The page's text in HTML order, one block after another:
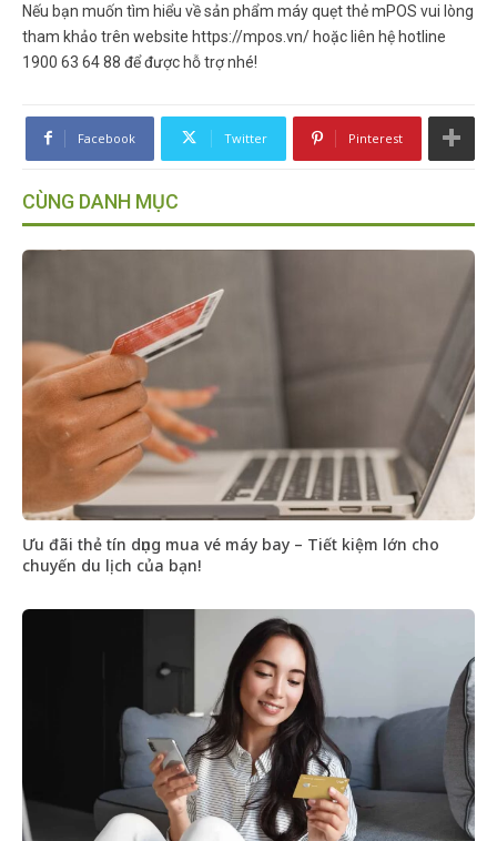
Nếu bạn muốn tìm hiểu về sản phẩm máy quẹt thẻ mPOS vui lòng
tham khảo trên website https://mpos.vn/ hoặc liên hệ hotline
1900 63 64 88 để được hỗ trợ nhé!
Facebook Twitter Pinterest
CÙNG DANH MỤC
Ưu đãi thẻ tín dụng mua vé máy bay – Tiết kiệm lớn cho
chuyến du lịch của bạn!